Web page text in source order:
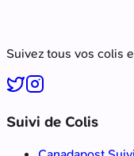
Suivez tous vos colis
Suivi de Colis